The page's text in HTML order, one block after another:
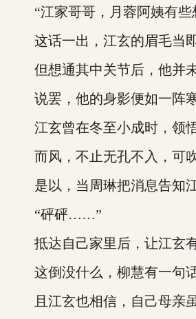
“江家哥哥，月蓉阿姨有些
这话一出，江玄的眉毛当即
但想通其中关节后，他并未
说罢，他的身影便如一阵寒
江玄曾在冬至小成时，领悟
而风，不止无孔不入，可吹
是以，当周琳把消息告知江
“砰砰……”
抵达自己家里后，让江玄有
这倒没什么，柳慧有一句话
且江玄也相信，自己母亲虽